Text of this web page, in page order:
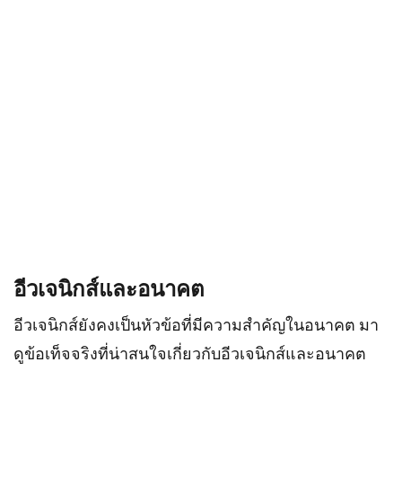
อีวเจนิกส์และอนาคต
อีวเจนิกส์ยังคงเป็นหัวข้อที่มีความสำคัญในอนาคต มา
ดูข้อเท็จจริงที่น่าสนใจเกี่ยวกับอีวเจนิกส์และอนาคต